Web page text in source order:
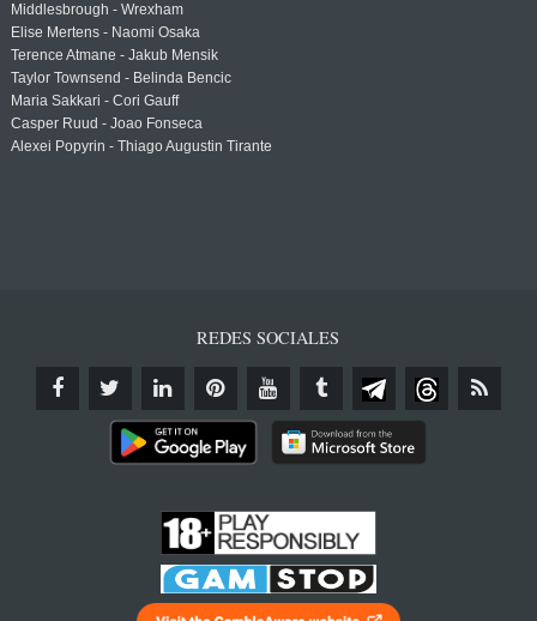
Middlesbrough - Wrexham
Elise Mertens - Naomi Osaka
Terence Atmane - Jakub Mensik
Taylor Townsend - Belinda Bencic
Maria Sakkari - Cori Gauff
Casper Ruud - Joao Fonseca
Alexei Popyrin - Thiago Augustin Tirante
REDES SOCIALES